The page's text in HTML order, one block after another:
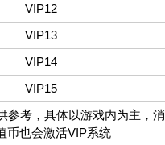
VIP12
VIP13
VIP14
VIP15
参考，具体以游戏内为主，消
币也会激活VIP系统